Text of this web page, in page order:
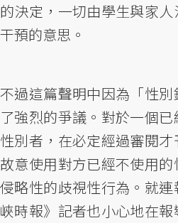
的決定，一切由學生與家
干預的意思。
不過這篇聲明中因為「性
了強烈的爭議。對於一個
性別者，在必定經過審閱才
故意使用對方已經不使用
侵略性的歧視性行為。就
峽時報》記者也小心地在